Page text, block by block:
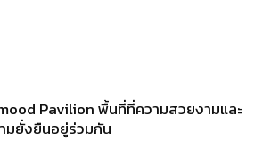
Pavilion พื้นที่ที่ความสวยงามและ
มยั่งยืนอยู่ร่วมกัน